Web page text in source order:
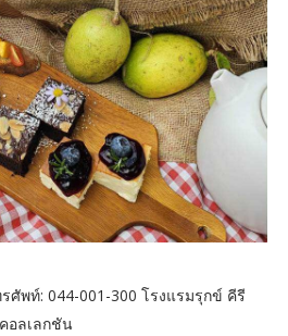
ศัพท์: 044-001-300 โรงแรมรุกข์ คีรี
อลเลกชัน